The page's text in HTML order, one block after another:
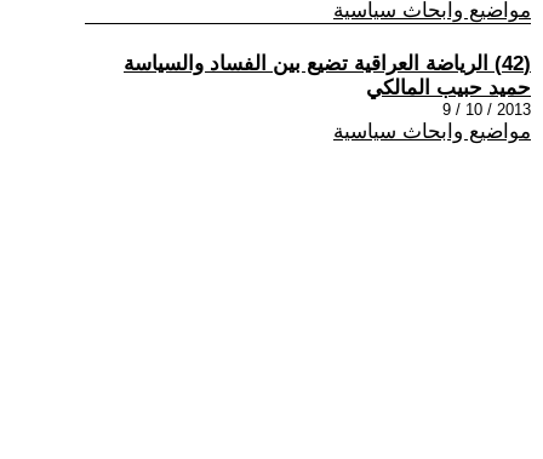
مواضيع وابحاث سياسية
(42) الرياضة العراقية تضيع بين الفساد والسياسة
حميد حبيب المالكي
2013 / 10 / 9
مواضيع وابحاث سياسية